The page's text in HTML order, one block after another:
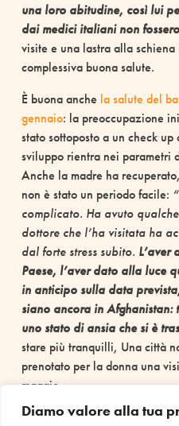
Diamo valore alla tua
una loro abitudine, così lui
dai medici italiani non
visite e una lastra alla
complessiva buona salute.
È buona anche la salute del
gennaio: la preoccupazione
stato sottoposto a un check
sviluppo rientra nei parametri
Anche la madre ha
non è stato un periodo facile:
complicato. Ha avuto
dottore che l’ha visitata ha
dal forte stress subito.
Paese, l’aver dato alla luce
in anticipo sulla data
siano ancora in
uno stato di ansia che si è
stare più tranquilli, Una città
prenotato per la donna una
maggio.
Lo stress, l’ansia, le